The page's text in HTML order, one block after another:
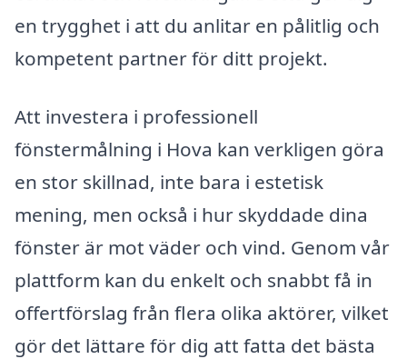
en trygghet i att du anlitar en pålitlig och
kompetent partner för ditt projekt.
Att investera i professionell
fönstermålning i Hova kan verkligen göra
en stor skillnad, inte bara i estetisk
mening, men också i hur skyddade dina
fönster är mot väder och vind. Genom vår
plattform kan du enkelt och snabbt få in
offertförslag från flera olika aktörer, vilket
gör det lättare för dig att fatta det bästa